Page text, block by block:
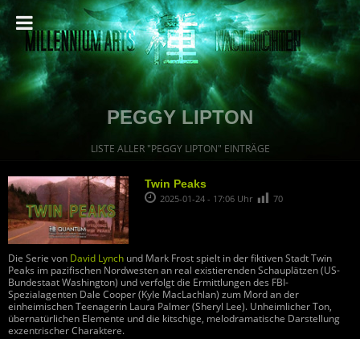
PEGGY LIPTON
LISTE ALLER "PEGGY LIPTON" EINTRÄGE
Twin Peaks
2025-01-24 - 17:06 Uhr 70
Die Serie von David Lynch und Mark Frost spielt in der fiktiven Stadt Twin
Peaks im pazifischen Nordwesten an real existierenden Schauplätzen (US-
Bundestaat Washington) und verfolgt die Ermittlungen des FBI-
Spezialagenten Dale Cooper (Kyle MacLachlan) zum Mord an der
einheimischen Teenagerin Laura Palmer (Sheryl Lee). Unheimlicher Ton,
übernatürlichen Elemente und die kitschige, melodramatische Darstellung
exzentrischer Charaktere.